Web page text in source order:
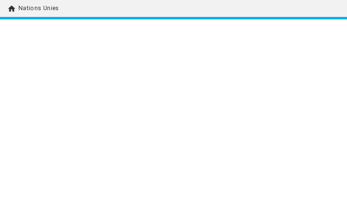
home Nations Unies